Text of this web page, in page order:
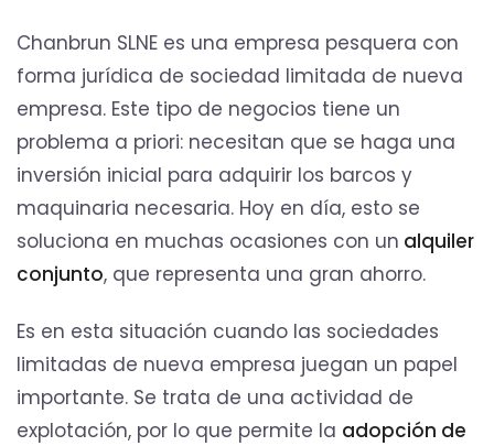
Chanbrun SLNE es una empresa pesquera con
forma jurídica de sociedad limitada de nueva
empresa. Este tipo de negocios tiene un
problema a priori: necesitan que se haga una
inversión inicial para adquirir los barcos y
maquinaria necesaria. Hoy en día, esto se
soluciona en muchas ocasiones con un alquiler
conjunto, que representa una gran ahorro.
Es en esta situación cuando las sociedades
limitadas de nueva empresa juegan un papel
importante. Se trata de una actividad de
explotación, por lo que permite la adopción de